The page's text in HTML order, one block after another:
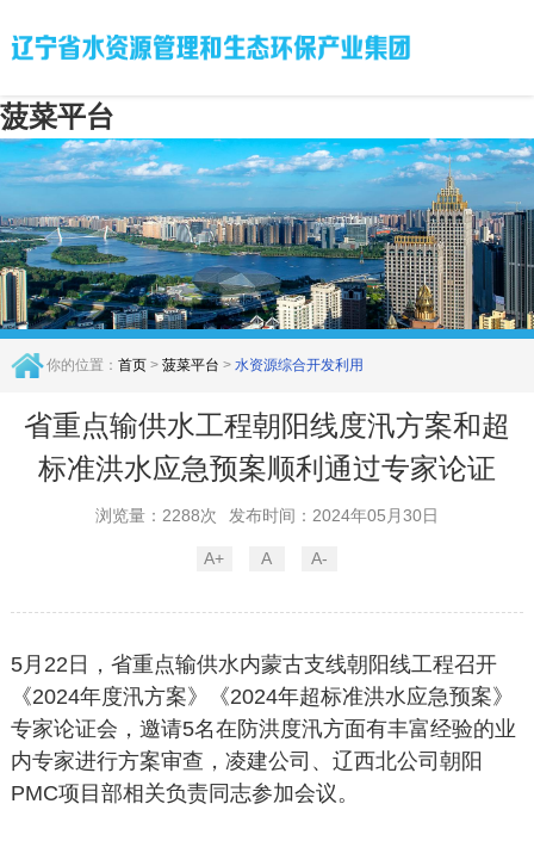
菠菜平台
你的位置： 首页> 菠菜平台 > 水资源综合开发利用
省重点输供水工程朝阳线度汛方案和超
标准洪水应急预案顺利通过专家论证
浏览量：2288次 发布时间：2024年05月30日
A+ A A-
5月22日，省重点输供水内蒙古支线朝阳线工程召开
《2024年度汛方案》《2024年超标准洪水应急预案》
专家论证会，邀请5名在防洪度汛方面有丰富经验的业
内专家进行方案审查，凌建公司、辽西北公司朝阳
PMC项目部相关负责同志参加会议。